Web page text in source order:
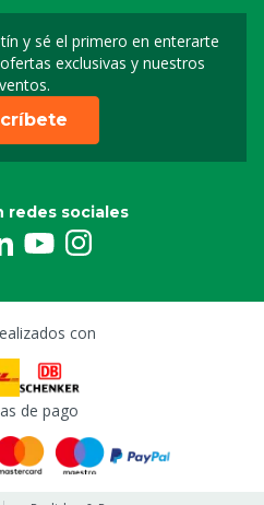
y sé el primero en enterarte
exclusivas y nuestros
Suscripción a nuestro
redes sociales
con
de pago